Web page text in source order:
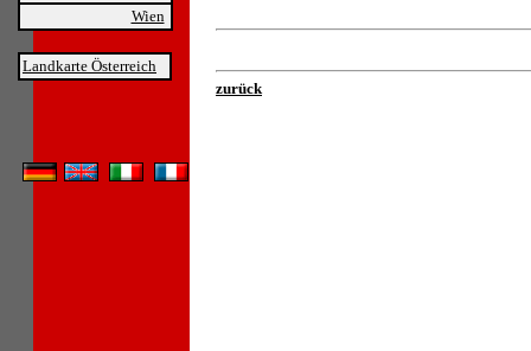
Wien
Landkarte Österreich
zurück